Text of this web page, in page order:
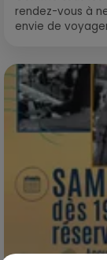
rendez-vous à
envie de